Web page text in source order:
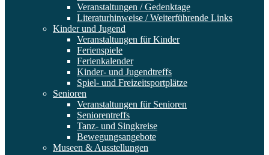
Veranstaltungen / Gedenktage
Literaturhinweise / Weiterführende Links
Kinder und Jugend
Veranstaltungen für Kinder
Ferienspiele
Ferienkalender
Kinder- und Jugendtreffs
Spiel- und Freizeitsportplätze
Senioren
Veranstaltungen für Senioren
Seniorentreffs
Tanz- und Singkreise
Bewegungsangebote
Museen & Ausstellungen